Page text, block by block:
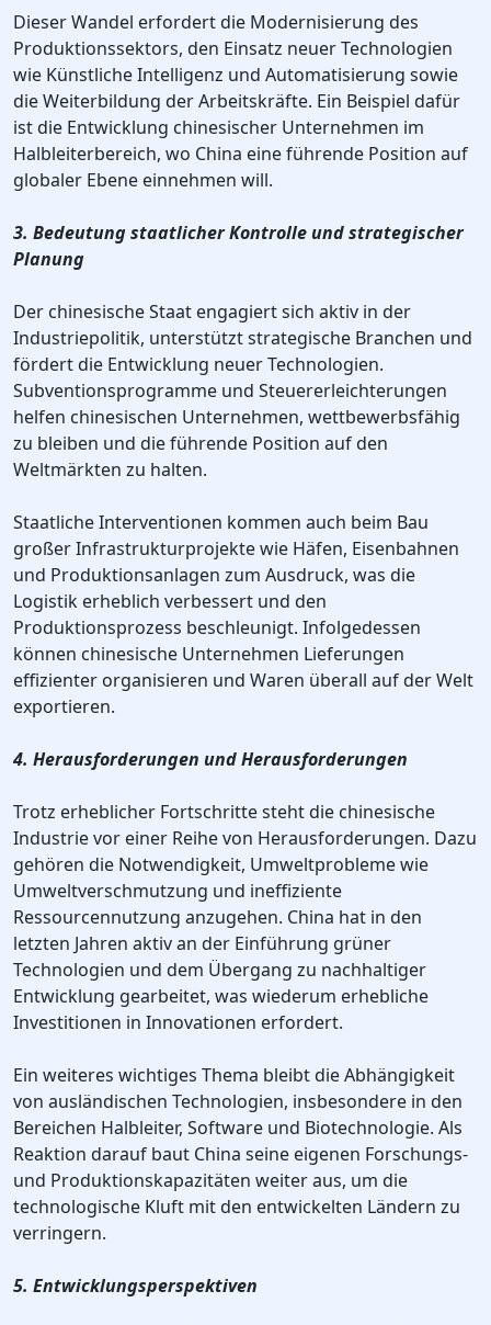
Dieser Wandel erfordert die Modernisierung des
Produktionssektors, den Einsatz neuer Technologien
wie Künstliche Intelligenz und Automatisierung sowie
die Weiterbildung der Arbeitskräfte. Ein Beispiel dafür
ist die Entwicklung chinesischer Unternehmen im
Halbleiterbereich, wo China eine führende Position auf
globaler Ebene einnehmen will.
3. Bedeutung staatlicher Kontrolle und strategischer
Planung
Der chinesische Staat engagiert sich aktiv in der
Industriepolitik, unterstützt strategische Branchen und
fördert die Entwicklung neuer Technologien.
Subventionsprogramme und Steuererleichterungen
helfen chinesischen Unternehmen, wettbewerbsfähig
zu bleiben und die führende Position auf den
Weltmärkten zu halten.
Staatliche Interventionen kommen auch beim Bau
großer Infrastrukturprojekte wie Häfen, Eisenbahnen
und Produktionsanlagen zum Ausdruck, was die
Logistik erheblich verbessert und den
Produktionsprozess beschleunigt. Infolgedessen
können chinesische Unternehmen Lieferungen
effizienter organisieren und Waren überall auf der Welt
exportieren.
4. Herausforderungen und Herausforderungen
Trotz erheblicher Fortschritte steht die chinesische
Industrie vor einer Reihe von Herausforderungen. Dazu
gehören die Notwendigkeit, Umweltprobleme wie
Umweltverschmutzung und ineffiziente
Ressourcennutzung anzugehen. China hat in den
letzten Jahren aktiv an der Einführung grüner
Technologien und dem Übergang zu nachhaltiger
Entwicklung gearbeitet, was wiederum erhebliche
Investitionen in Innovationen erfordert.
Ein weiteres wichtiges Thema bleibt die Abhängigkeit
von ausländischen Technologien, insbesondere in den
Bereichen Halbleiter, Software und Biotechnologie. Als
Reaktion darauf baut China seine eigenen Forschungs-
und Produktionskapazitäten weiter aus, um die
technologische Kluft mit den entwickelten Ländern zu
verringern.
5. Entwicklungsperspektiven